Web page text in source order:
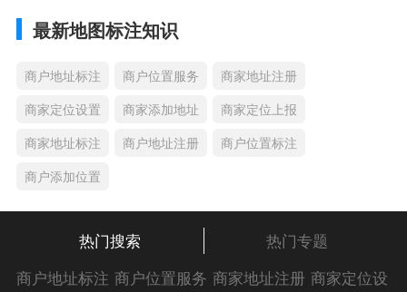
最新地图标注知识
商户地址标注 商户位置服务
商家地址注册
商家定位设置
商家添加地址
商家定位上报
商家地址标注
商户地址注册
商户位置标注
商户添加位置
热门搜索
热门专题
商户地址标注 商户位置服务 商家地址注册 商家定位设